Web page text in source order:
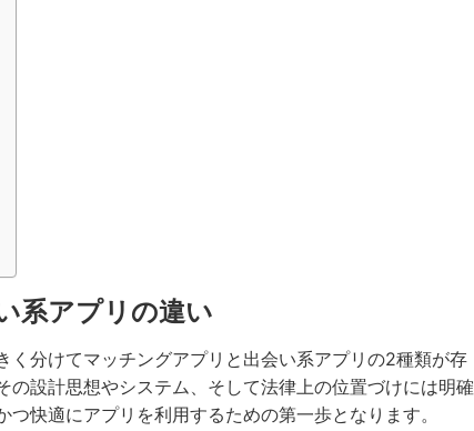
系アプリの違い
分けてマッチングアプリと出会い系アプリの2種類が存
設計思想やシステム、そして法律上の位置づけには明確
快適にアプリを利用するための第一歩となります。